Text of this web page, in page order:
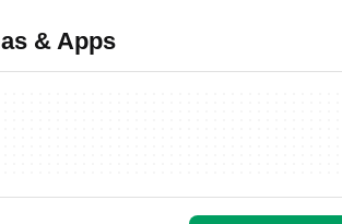
& Apps